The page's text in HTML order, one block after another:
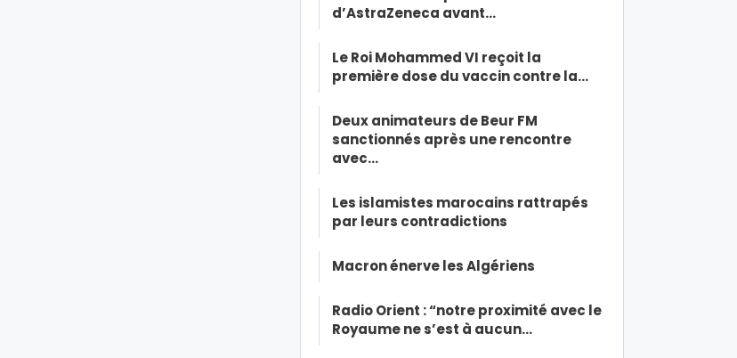
d’AstraZeneca avant…
Le Roi Mohammed VI reçoit la
première dose du vaccin contre la…
Deux animateurs de Beur FM
sanctionnés après une rencontre
avec…
Les islamistes marocains rattrapés
par leurs contradictions
Macron énerve les Algériens
Radio Orient : “notre proximité avec le
Royaume ne s’est à aucun…